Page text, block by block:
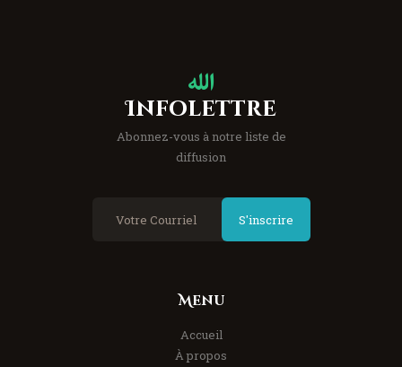
Infolettre
Abonnez-vous à notre liste de
diffusion
S'inscrire
Menu
Accueil
À propos